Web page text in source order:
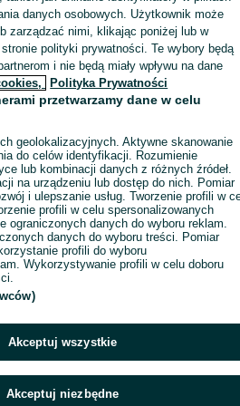
danych osobowych. Użytkownik może
zarządzać nimi, klikając poniżej lub w
polityki prywatności. Te wybory będą
i nie będą miały wpływu na dane
Polityka Prywatności
przetwarzamy dane w celu
geolokalizacyjnych. Aktywne skanowanie
do celów identyfikacji. Rozumienie
lub kombinacji danych z różnych źródeł.
na urządzeniu lub dostęp do nich. Pomiar
i ulepszanie usług. Tworzenie profili w
profili w celu spersonalizowanych
ograniczonych danych do wyboru reklam.
danych do wyboru treści. Pomiar
profili do wyboru
Wykorzystywanie profili w celu doboru
Akceptuj wszystkie
Akceptuj niezbędne